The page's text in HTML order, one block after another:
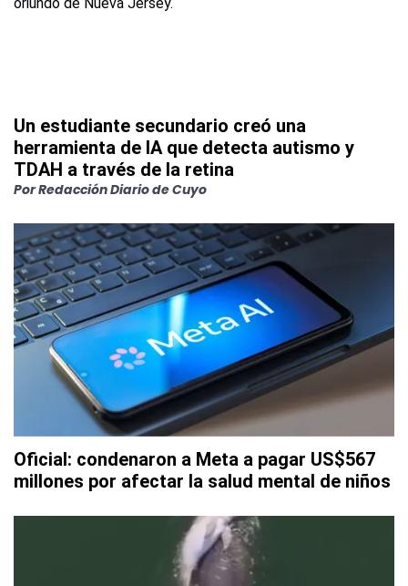
Un estudiante secundario creó una
herramienta de IA que detecta autismo y
TDAH a través de la retina
PorRedacción Diario de Cuyo
Oficial: condenaron a Meta a pagar US$567
millones por afectar la salud mental de niños